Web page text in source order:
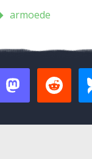
armoede